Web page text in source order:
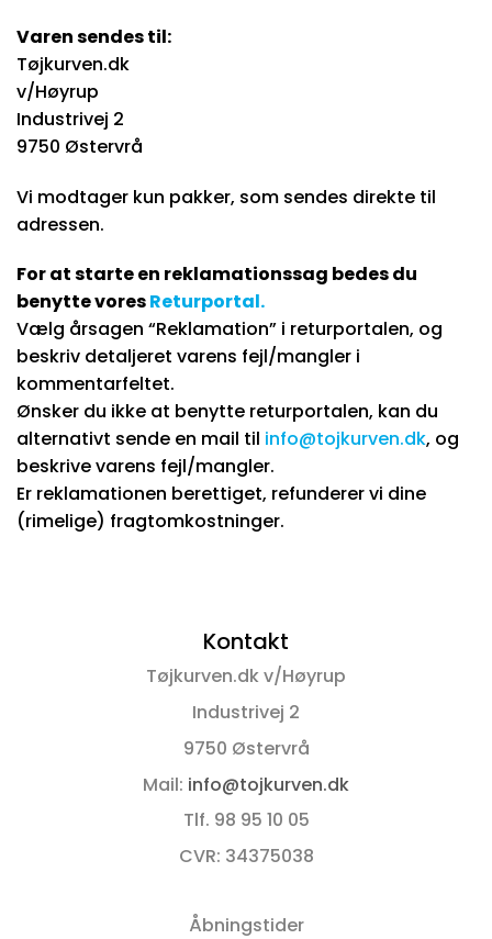
Varen sendes til:
Tøjkurven.dk
v/Høyrup
Industrivej 2
9750 Østervrå
Vi modtager kun pakker, som sendes direkte til
adressen.
For at starte en reklamationssag bedes du
benytte voresReturportal.
Vælg årsagen “Reklamation” i returportalen, og
beskriv detaljeret varens fejl/mangler i
kommentarfeltet.
Ønsker du ikke at benytte returportalen, kan du
alternativt sende en mail til info@tojkurven.dk, og
beskrive varens fejl/mangler.
Er reklamationen berettiget, refunderer vi dine
(rimelige) fragtomkostninger.
Kontakt
Tøjkurven.dk v/Høyrup
Industrivej 2
9750 Østervrå
Mail: info@tojkurven.dk
Tlf. 98 95 10 05
CVR: 34375038
Åbningstider